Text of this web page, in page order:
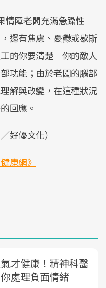
情障老闆充滿急躁性
還有焦慮、憂鬱或歇斯
的你要清楚─你的敵人
功能；由於老闆的腦部
解與改變，在這種狀況
回應。
好優文化）
康網》
才健康！精神科醫
處理負面情緒